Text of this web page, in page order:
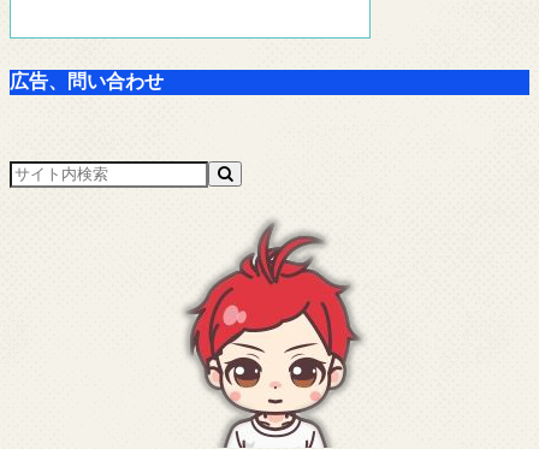
広告、問い合わせ